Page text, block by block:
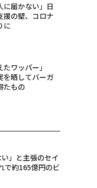
に届かない」日
援の壁、コロナ
に
たワッパー」
を晒してバーガ
たもの
い」と主張のセイ
で約165億円のビ